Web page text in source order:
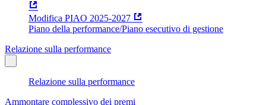
Modifica PIAO 2025-2027
Piano della performance/Piano esecutivo di gestione
Relazione sulla performance
Relazione sulla performance
Ammontare complessivo dei premi